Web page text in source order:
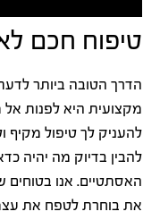
טיפוח חכם
הדרך הטובה ביותר
מקצועית היא לפנות אל
להעניק לך טיפול מקיף
להבין בדיוק מה יהיה
האסתטיים. אנו בטוחים
את בוחרת לטפח את